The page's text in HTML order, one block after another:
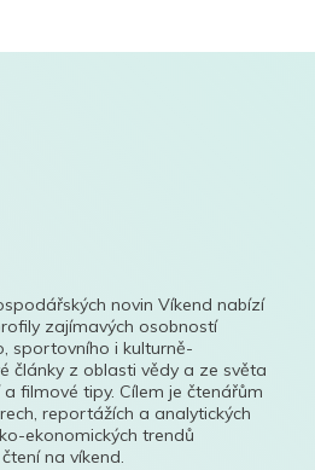
novin Víkend nabízí
zajímavých osobností
sportovního i kulturně-
články z oblasti vědy a ze světa
filmové tipy. Cílem je čtenářům
reportážích a analytických
ekonomických trendů
na víkend.